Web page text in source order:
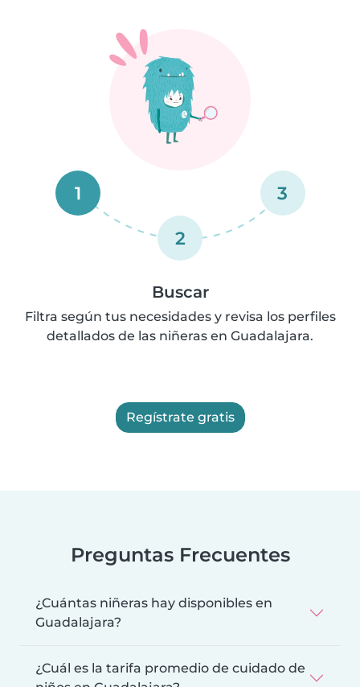
1
2
3
Buscar
Filtra según tus necesidades y revisa los perfiles
detallados de las niñeras en Guadalajara.
Regístrate gratis
Preguntas Frecuentes
¿Cuántas niñeras hay disponibles en
Guadalajara?
¿Cuál es la tarifa promedio de cuidado de